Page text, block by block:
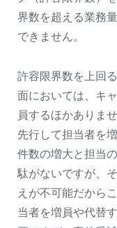
界数を超える業務
できません。
許容限界数を上回
面においては、キ
員するほかありま
先行して担当者を
件数の増大と担当
駄がないですが、
えが不可能だから
当者を増員や代替